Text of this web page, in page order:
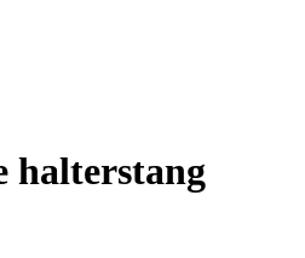
halterstang